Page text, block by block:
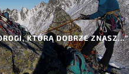
KTÓRĄ DOBRZE ZNASZ…”